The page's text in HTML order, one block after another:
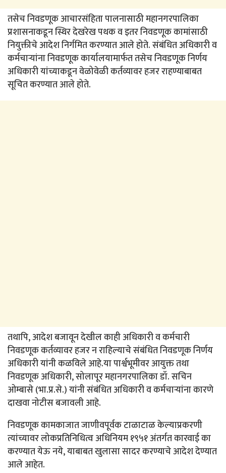
तसेच निवडणूक आचारसंहिता पालनासाठी महानगरपालिका
प्रशासनाकडून स्थिर देखरेख पथक व इतर निवडणूक कामांसाठी
नियुक्तीचे आदेश निर्गमित करण्यात आले होते. संबंधित अधिकारी व
कर्मचाऱ्यांना निवडणूक कार्यालयामार्फत तसेच निवडणूक निर्णय
अधिकारी यांच्याकडून वेळोवेळी कर्तव्यावर हजर राहण्याबाबत
सूचित करण्यात आले होते.
तथापि, आदेश बजावून देखील काही अधिकारी व कर्मचारी
निवडणूक कर्तव्यावर हजर न राहिल्याचे संबंधित निवडणूक निर्णय
अधिकारी यांनी कळविले आहे.या पार्श्वभूमीवर आयुक्त तथा
निवडणूक अधिकारी, सोलापूर महानगरपालिका डॉ. सचिन
ओम्बासे (भा.प्र.से.) यांनी संबंधित अधिकारी व कर्मचाऱ्यांना कारणे
दाखवा नोटीस बजावली आहे.
निवडणूक कामकाजात जाणीवपूर्वक टाळाटाळ केल्याप्रकरणी
त्यांच्यावर लोकप्रतिनिधित्व अधिनियम १९५१ अंतर्गत कारवाई का
करण्यात येऊ नये, याबाबत खुलासा सादर करण्याचे आदेश देण्यात
आले आहेत.